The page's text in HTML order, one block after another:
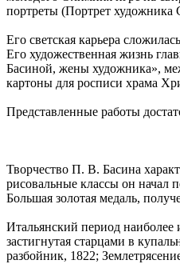
портреты (Портрет художника
Его светская карьера
Его художественная жизнь
Басиной, жены художника»,
картоны для росписи храма
Представленные работы
Творчество П. В. Басина
рисовальные классы он начал
Большая золотая медаль,
Итальянский период
застигнутая старцами в
разбойник, 1822;